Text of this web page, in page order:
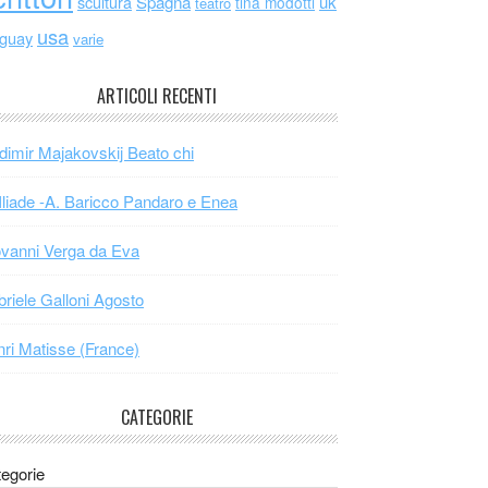
usa varie
ARTICOLI RECENTI
Majakovskij Beato chi
-A. Baricco Pandaro e Enea
Verga da Eva
Galloni Agosto
Matisse (France)
CATEGORIE